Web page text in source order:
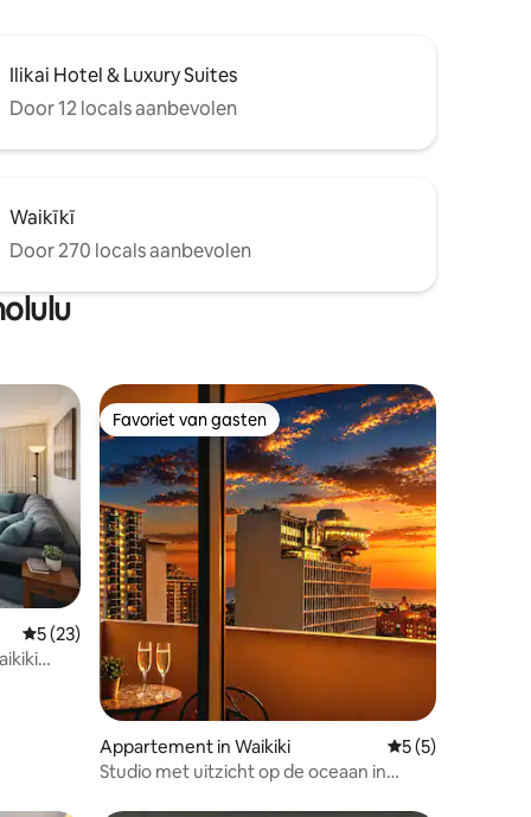
Ilikai Hotel & Luxury Suites
Door 12 locals aanbevolen
Waikīkī
Door 270 locals aanbevolen
Gemiddelde beoordeling van 5 op 5, 23 recensies
5 (23)
Favoriet van gasten
Favoriet van gasten
Appartement in Waikiki Gemiddelde
5 (5)
Studio met uitzicht op de oceaan in